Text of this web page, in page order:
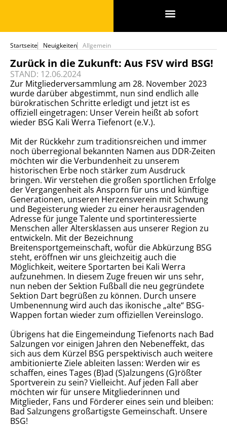
Startseite Neuigkeiten Allgemein
Zurück in die Zukunft: Aus FSV wird BSG!
STAND: 12.06.2024
Zur Mitgliederversammlung am 28. November 2023
wurde darüber abgestimmt, nun sind endlich alle
bürokratischen Schritte erledigt und jetzt ist es
offiziell eingetragen: Unser Verein heißt ab sofort
wieder BSG Kali Werra Tiefenort (e.V.).
Mit der Rückkehr zum traditionsreichen und immer
noch überregional bekannten Namen aus DDR-Zeiten
möchten wir die Verbundenheit zu unserem
historischen Erbe noch stärker zum Ausdruck
bringen. Wir verstehen die großen sportlichen Erfolge
der Vergangenheit als Ansporn für uns und künftige
Generationen, unseren Herzensverein mit Schwung
und Begeisterung wieder zu einer herausragenden
Adresse für junge Talente und sportinteressierte
Menschen aller Altersklassen aus unserer Region zu
entwickeln. Mit der Bezeichnung
Breitensportgemeinschaft, wofür die Abkürzung BSG
steht, eröffnen wir uns gleichzeitig auch die
Möglichkeit, weitere Sportarten bei Kali Werra
aufzunehmen. In diesem Zuge freuen wir uns sehr,
nun neben der Sektion Fußball die neu gegründete
Sektion Dart begrüßen zu können. Durch unsere
Umbenennung wird auch das ikonische „alte“ BSG-
Wappen fortan wieder zum offiziellen Vereinslogo.
Übrigens hat die Eingemeindung Tiefenorts nach Bad
Salzungen vor einigen Jahren den Nebeneffekt, das
sich aus dem Kürzel BSG perspektivisch auch weitere
ambitionierte Ziele ableiten lassen: Werden wir es
schaffen, eines Tages (B)ad (S)alzungens (G)rößter
Sportverein zu sein? Vielleicht. Auf jeden Fall aber
möchten wir für unsere Mitgliederinnen und
Mitglieder, Fans und Förderer eines sein und bleiben:
Bad Salzungens großartigste Gemeinschaft. Unsere
BSG!